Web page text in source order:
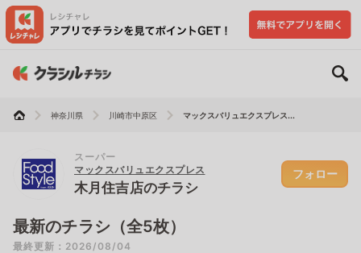
神奈川県 川崎市中原区 マックスバリュエクスプレス...
スーパー
マックスバリュエクスプレス
木月住吉店のチラシ
フォロー
最新のチラシ（全5枚）
最終更新：2026/08/04